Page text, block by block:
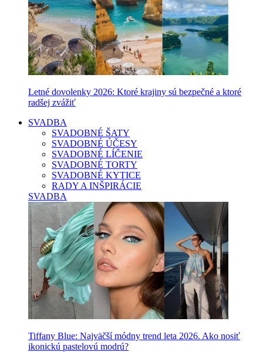
Letné dovolenky 2026: Ktoré krajiny sú bezpečné a ktoré
radšej zvážiť
SVADBA
SVADOBNÉ ŠATY
SVADOBNÉ ÚČESY
SVADOBNÉ LÍČENIE
SVADOBNÉ TORTY
SVADOBNÉ KYTICE
RADY A INŠPIRÁCIE
SVADBA
Tiffany Blue: Najväčší módny trend leta 2026. Ako nosiť
ikonickú pastelovú modrú?